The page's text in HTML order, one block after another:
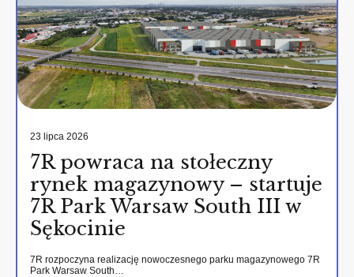
23 lipca 2026
7R powraca na stołeczny
rynek magazynowy – startuje
7R Park Warsaw South III w
Sękocinie
7R rozpoczyna realizację nowoczesnego parku magazynowego 7R
Park Warsaw South…